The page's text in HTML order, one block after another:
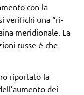
con la
verifichi una “ri-
meridionale. La
russe è che
riportato la
dei